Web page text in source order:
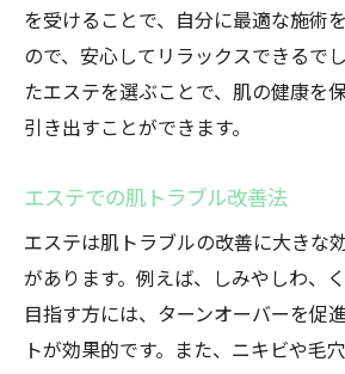
を受けることで、自分に最適な施術
ので、安心してリラックスできるで
たエステを選ぶことで、肌の健康を
引き出すことができます。
エステでの肌トラブル改善法
エステは肌トラブルの改善に大きな
があります。例えば、しみやしわ、
目指す方には、ターンオーバーを促
トが効果的です。また、ニキビや毛